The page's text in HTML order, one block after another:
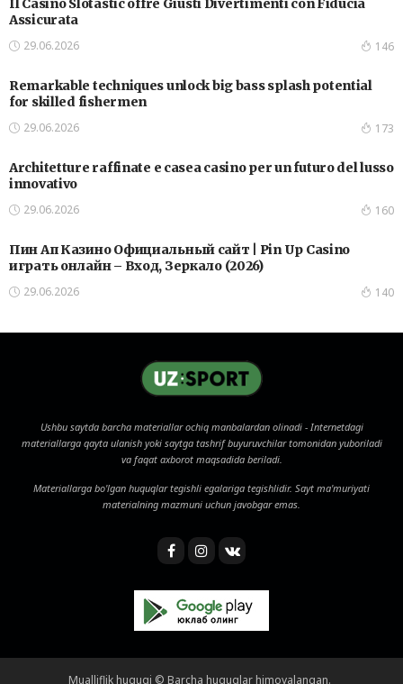
Il Casinò Slotastic offre Giusti Divertimenti con Fiducia
Assicurata
29.06.2026 146
Remarkable techniques unlock big bass splash potential
for skilled fishermen
29.06.2026 173
Architetture raffinate e casea casino per un futuro del lusso
innovativo
29.06.2026 160
Пин Ап Казино Официальный сайт | Pin Up Casino
играть онлайн – Вход, Зеркало (2026)
29.06.2026 140
Ushbu saytda barcha materiallar ochiq manbalardan olinadi - Internetdagi
materiallarga qayta ulanish yoki saytga tashrif buyuruvchilar tomonidan yuboriladi
va faqat axborot maqsadida beriladi.
Materiallarga bo'lgan huquqlar tegishli egalariga tegishlidir. Sayt ma'muriyati
materialning mazmuni uchun javobgar emas.
Mualliflik huquqi © Barcha huquqlar himoyalangan.